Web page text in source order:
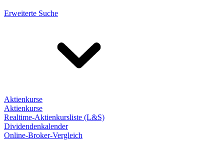
Erweiterte Suche
Aktienkurse
Aktienkurse
Realtime-Aktienkursliste (L&S)
Dividendenkalender
Online-Broker-Vergleich